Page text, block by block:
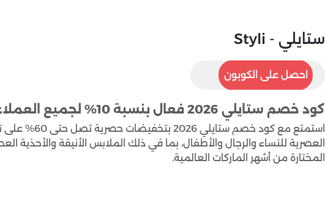
ستايلي - Styli
AGC
احصل على الكوبون
كود خصم ستايلي 2026 فعال بنسبة 10% لجميع العملاء
استمتع مع كود خصم
العصرية للنساء والرجال والأطفال، بما في ذلك الملابس الأنيقة والأحذية
المختارة من أشهر الماركات العالمية.